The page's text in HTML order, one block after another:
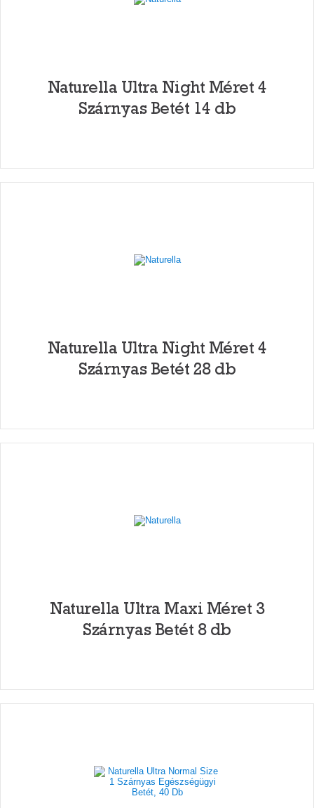
Naturella Ultra Night Méret 4
Szárnyas Betét 14 db
Naturella Ultra Night Méret 4
Szárnyas Betét 28 db
Naturella Ultra Maxi Méret 3
Szárnyas Betét 8 db